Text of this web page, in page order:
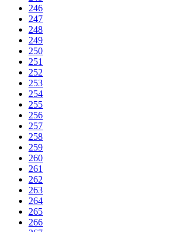
246
247
248
249
250
251
252
253
254
255
256
257
258
259
260
261
262
263
264
265
266